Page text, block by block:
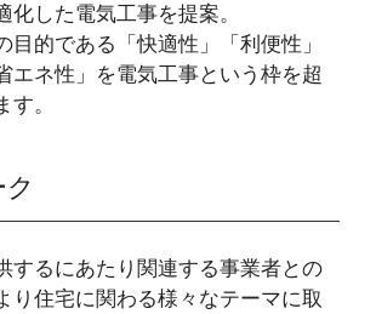
化した電気工事を提案。
目的である「快適性」「利便性」
エネ性」を電気工事という枠を超
す。
するにあたり関連する事業者との
り住宅に関わる様々なテーマに取